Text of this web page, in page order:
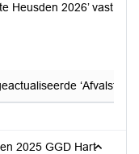
Heusden 2026’ vast
2025 GGD Hart